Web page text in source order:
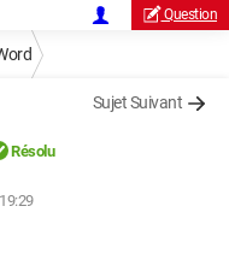
Question
Sujet Suivant
Résolu